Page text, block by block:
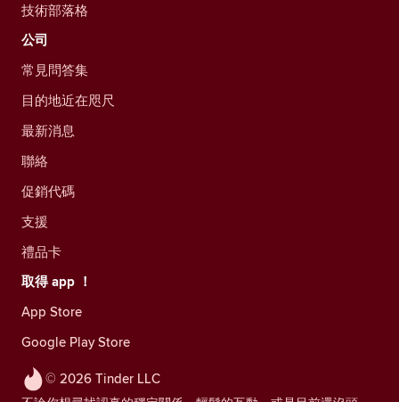
© 2026 Tinder LLC
技術部落格
公司
常見問答集
目的地近在咫尺
最新消息
聯絡
促銷代碼
支援
禮品卡
取得 app ！
App Store
Google Play Store